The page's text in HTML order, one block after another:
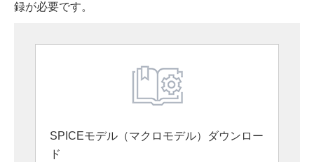
録が必要です。
SPICEモデル（マクロモデル）ダウンロー
ド